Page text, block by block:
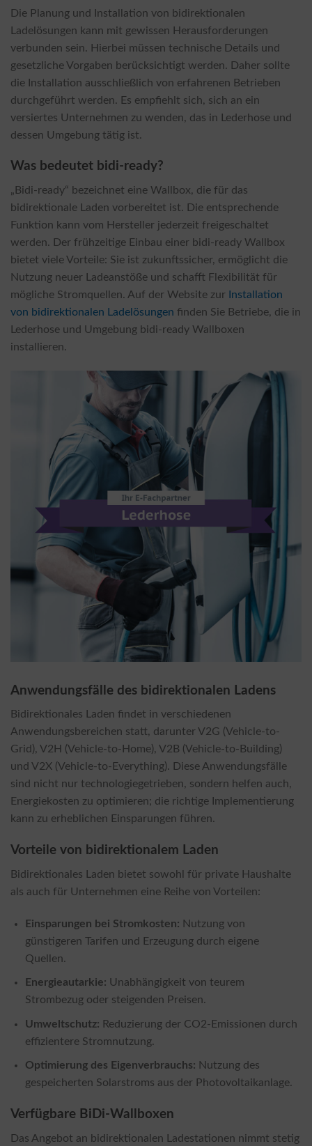
Die Planung und Installation von bidirektionalen
Ladelösungen kann mit gewissen Herausforderungen
verbunden sein. Hierbei müssen technische Details und
gesetzliche Vorgaben berücksichtigt werden. Daher sollte
die Installation ausschließlich von erfahrenen Betrieben
durchgeführt werden. Es empfiehlt sich, sich an ein
versiertes Unternehmen zu wenden, das in Lederhose und
dessen Umgebung tätig ist.
Was bedeutet bidi-ready?
„Bidi-ready“ bezeichnet eine Wallbox, die für das
bidirektionale Laden vorbereitet ist. Die entsprechende
Funktion kann vom Hersteller jederzeit freigeschaltet
werden. Der frühzeitige Einbau einer bidi-ready Wallbox
bietet viele Vorteile: Sie ist zukunftssicher, ermöglicht die
Nutzung neuer Ladeanstöße und schafft Flexibilität für
mögliche Stromquellen. Auf der Website zur Installation
von bidirektionalen Ladelösungen finden Sie Betriebe, die in
Lederhose und Umgebung bidi-ready Wallboxen
installieren.
Anwendungsfälle des bidirektionalen Ladens
Bidirektionales Laden findet in verschiedenen
Anwendungsbereichen statt, darunter V2G (Vehicle-to-
Grid), V2H (Vehicle-to-Home), V2B (Vehicle-to-Building)
und V2X (Vehicle-to-Everything). Diese Anwendungsfälle
sind nicht nur technologiegetrieben, sondern helfen auch,
Energiekosten zu optimieren; die richtige Implementierung
kann zu erheblichen Einsparungen führen.
Vorteile von bidirektionalem Laden
Bidirektionales Laden bietet sowohl für private Haushalte
als auch für Unternehmen eine Reihe von Vorteilen:
Einsparungen bei Stromkosten: Nutzung von
günstigeren Tarifen und Erzeugung durch eigene
Quellen.
Energieautarkie: Unabhängigkeit von teurem
Strombezug oder steigenden Preisen.
Umweltschutz: Reduzierung der CO2-Emissionen durch
effizientere Stromnutzung.
Optimierung des Eigenverbrauchs: Nutzung des
gespeicherten Solarstroms aus der Photovoltaikanlage.
Verfügbare BiDi-Wallboxen
Das Angebot an bidirektionalen Ladestationen nimmt stetig